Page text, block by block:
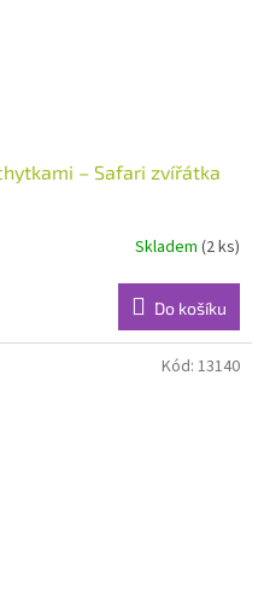
– Safari zvířátka
Skladem (2 ks)
Do košíku
Kód: 13140